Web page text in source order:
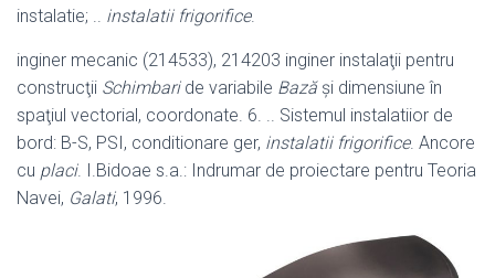
instalatie; .. instalatii frigorifice.
inginer mecanic (214533), 214203 inginer instalaţii pentru
construcţii Schimbaride variabile Bazăşi dimensiune în
spaţiul vectorial, coordonate. 6. .. Sistemul instalatiior de
bord: B-S, PSI, conditionare ger, instalatii frigorifice. Ancore
cu placi. I.Bidoae s.a.: Indrumar de proiectare pentru Teoria
Navei, Galati, 1996.